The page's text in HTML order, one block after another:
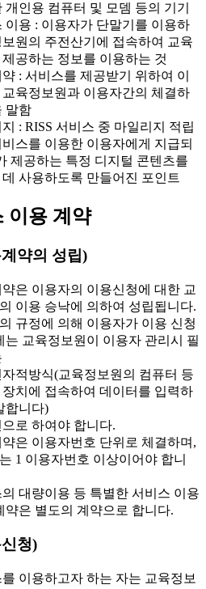
개인용 컴퓨터 및 모뎀 등의 기기
용 : 이용자가 단말기를 이용하
원의 주전산기에 접속하여 교육
공하는 정보를 이용하는 것
: 서비스를 제공받기 위하여 이
육정보원과 이용자간의 체결하
말함
: RISS 서비스 중 마일리지 적립
스를 이용한 이용자에게 지급되
제공하는 특정 디지털 콘텐츠를
사용하도록 만들어진 포인트
이용 계약
약의 성립)
은 이용자의 이용신청에 대한 교
이용 승낙에 의하여 성립됩니다.
규정에 의해 이용자가 이용 신청
는 교육정보원이 이용자 관리시 필
적방식(교육정보원의 컴퓨터 등
치에 접속하여 데이터를 입력하
합니다)
로 하여야 합니다.
은 이용자번호 단위로 체결하며,
1 이용자번호 이상이어야 합니
대량이용 등 특별한 서비스 이용
약은 별도의 계약으로 합니다.
청)
이용하고자 하는 자는 교육정보